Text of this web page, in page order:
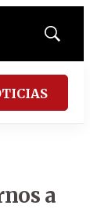
Mostrar
a